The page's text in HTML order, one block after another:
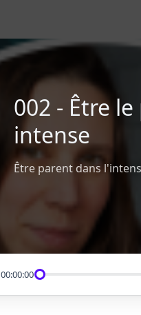
002 - Être
intense
Être parent dans
00:00:00